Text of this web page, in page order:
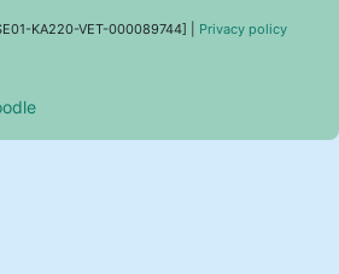
KA220-VET-000089744] | Privacy policy